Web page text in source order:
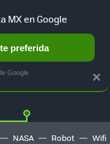
LIBRE
NASA Robot Wifi
×
MX en Google
preferida
Google